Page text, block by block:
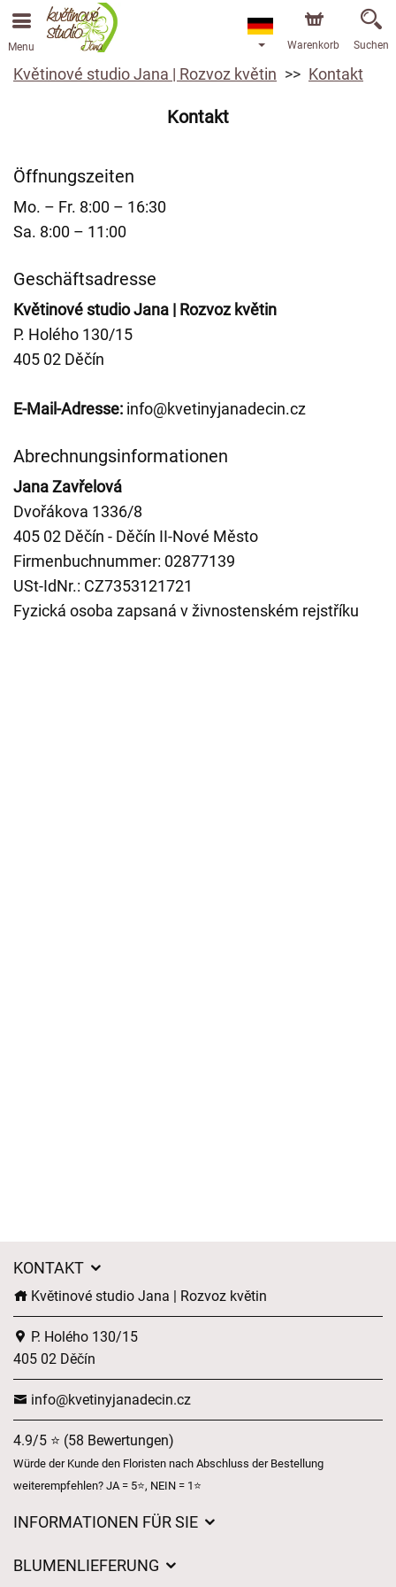
Menu Warenkorb Suchen
Květinové studio Jana | Rozvoz květin Kontakt
Kontakt
Öffnungszeiten
Mo. – Fr. 8:00 – 16:30
Sa. 8:00 – 11:00
Geschäftsadresse
Květinové studio Jana | Rozvoz květin
P. Holého 130/15
405 02 Děčín
E-Mail-Adresse: info@kvetinyjanadecin.cz
Abrechnungsinformationen
Jana Zavřelová
Dvořákova 1336/8
405 02 Děčín - Děčín II-Nové Město
Firmenbuchnummer: 02877139
USt-IdNr.: CZ7353121721
Fyzická osoba zapsaná v živnostenském rejstříku
KONTAKT
Květinové studio Jana | Rozvoz květin
P. Holého 130/15
405 02 Děčín
info@kvetinyjanadecin.cz
4.9/5 ⭐ (58 Bewertungen)
Würde der Kunde den Floristen nach Abschluss der Bestellung
weiterempfehlen? JA = 5⭐, NEIN = 1⭐
INFORMATIONEN FÜR SIE
BLUMENLIEFERUNG